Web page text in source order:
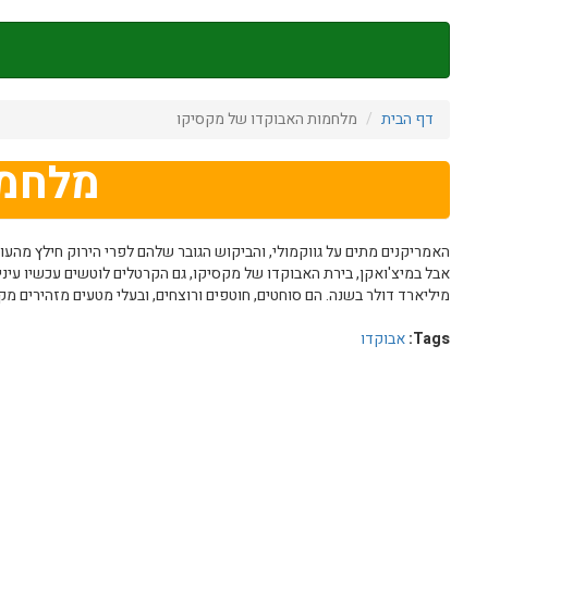
דף הבית מלחמות האבוקדו של מקסיקו
האמריקנים מתים על גווקמולי, והביקוש הגובר שלהם לפרי הירוק חילץ
מיליארד דולר בשנה. הם סוחטים, חוטפים ורוצחים, ובעלי מטעים מזהירים
Tags: אבוקדו